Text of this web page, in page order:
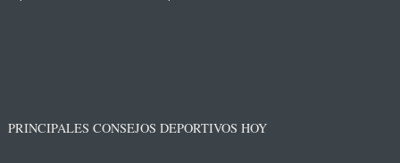
PRINCIPALES CONSEJOS DEPORTIVOS HOY